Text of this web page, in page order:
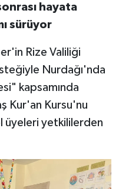
hayata
sürüyor
Rize Valiliği
Nurdağı'nda
kapsamında
Kur'an Kursu'nu
üyeleri yetkililerden